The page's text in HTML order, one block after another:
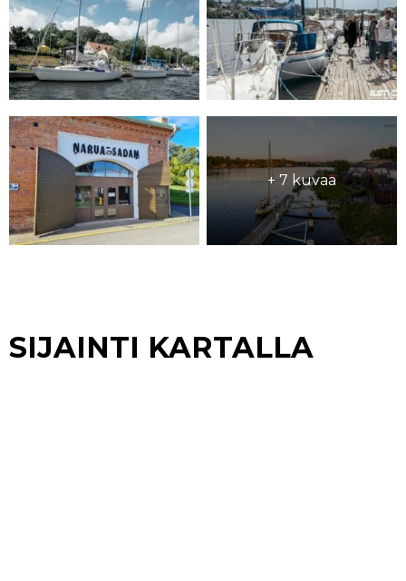
+ 7 kuvaa
SIJAINTI KARTALLA